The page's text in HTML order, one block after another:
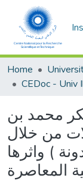
Home
CEDoc - Univ
محمد بن
من خلال
) واثرها
المعاصرة